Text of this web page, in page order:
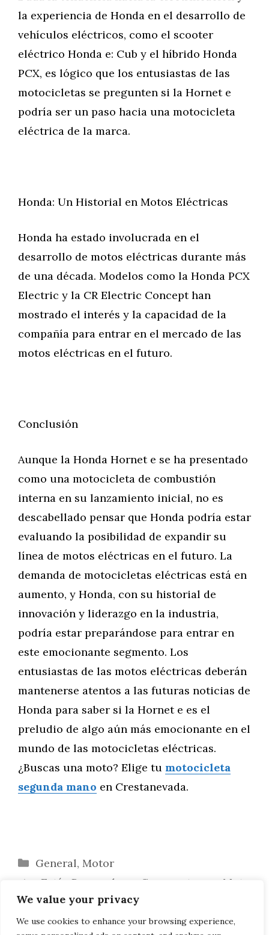
We value your privacy
We use cookies to enhance your browsing experience,
la experiencia de Honda en el desarrollo de
vehículos eléctricos, como el scooter
eléctrico Honda e: Cub y el híbrido Honda
PCX, es lógico que los entusiastas de las
motocicletas se pregunten si la Hornet e
podría ser un paso hacia una motocicleta
eléctrica de la marca.
Honda: Un Historial en Motos Eléctricas
Honda ha estado involucrada en el
desarrollo de motos eléctricas durante más
de una década. Modelos como la Honda PCX
Electric y la CR Electric Concept han
mostrado el interés y la capacidad de la
compañía para entrar en el mercado de las
motos eléctricas en el futuro.
Conclusión
Aunque la Honda Hornet e se ha presentado
como una motocicleta de combustión
interna en su lanzamiento inicial, no es
descabellado pensar que Honda podría estar
evaluando la posibilidad de expandir su
línea de motos eléctricas en el futuro. La
demanda de motocicletas eléctricas está en
aumento, y Honda, con su historial de
innovación y liderazgo en la industria,
podría estar preparándose para entrar en
este emocionante segmento. Los
entusiastas de las motos eléctricas deberán
mantenerse atentos a las futuras noticias de
Honda para saber si la Hornet e es el
preludio de algo aún más emocionante en el
mundo de las motocicletas eléctricas.
¿Buscas una moto? Elige tu motocicleta
segunda mano en Crestanevada.
Categorías
General, Motor
¿Estás Pensando en Comprarte una Moto
o Scooter de 3 Ruedas?
KTM RC 8C 2022: La Moto de Carreras de